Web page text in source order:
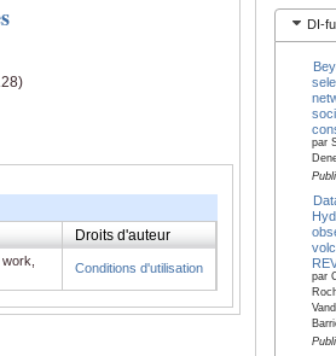
Droits d'auteur
Conditions d'utilisation
DI-
par
par